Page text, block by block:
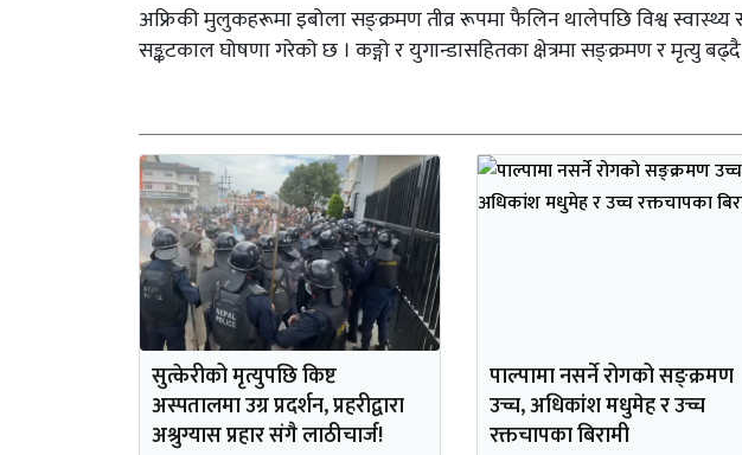
अफ्रिकी मुलुकहरूमा इबोला सङ्क्रमण तीव्र रूपमा फैलिन थालेपछि विश्व
सङ्कटकाल घोषणा गरेको छ । कङ्गो र युगान्डासहितका क्षेत्रमा सङ्क्रमण र मृत्यु
सुत्केरीको मृत्युपछि किष्ट
अस्पतालमा उग्र प्रदर्शन, प्रहरीद्वारा
अश्रुग्यास प्रहार संगै लाठीचार्ज!
पाल्पामा नसर्ने रोगको सङ्क्रमण
उच्च, अधिकांश मधुमेह र उच्च
रक्तचापका बिरामी